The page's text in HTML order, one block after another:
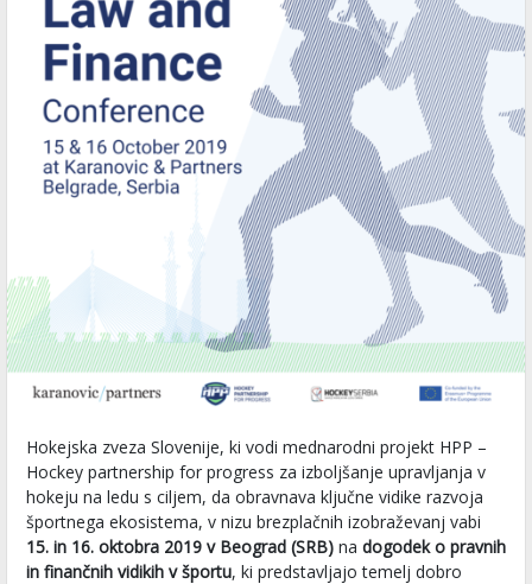
Hokejska zveza Slovenije, ki vodi mednarodni projekt HPP –
Hockey partnership for progress za izboljšanje upravljanja v
hokeju na ledu s ciljem, da obravnava ključne vidike razvoja
športnega ekosistema, v nizu brezplačnih izobraževanj vabi
15. in 16. oktobra 2019 v Beograd (SRB) na dogodek o pravnih
in finančnih vidikih v športu, ki predstavljajo temelj dobro